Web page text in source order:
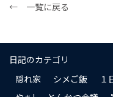
← 一覧に戻る
日記のカテゴリ
隠れ家
シメご飯 １